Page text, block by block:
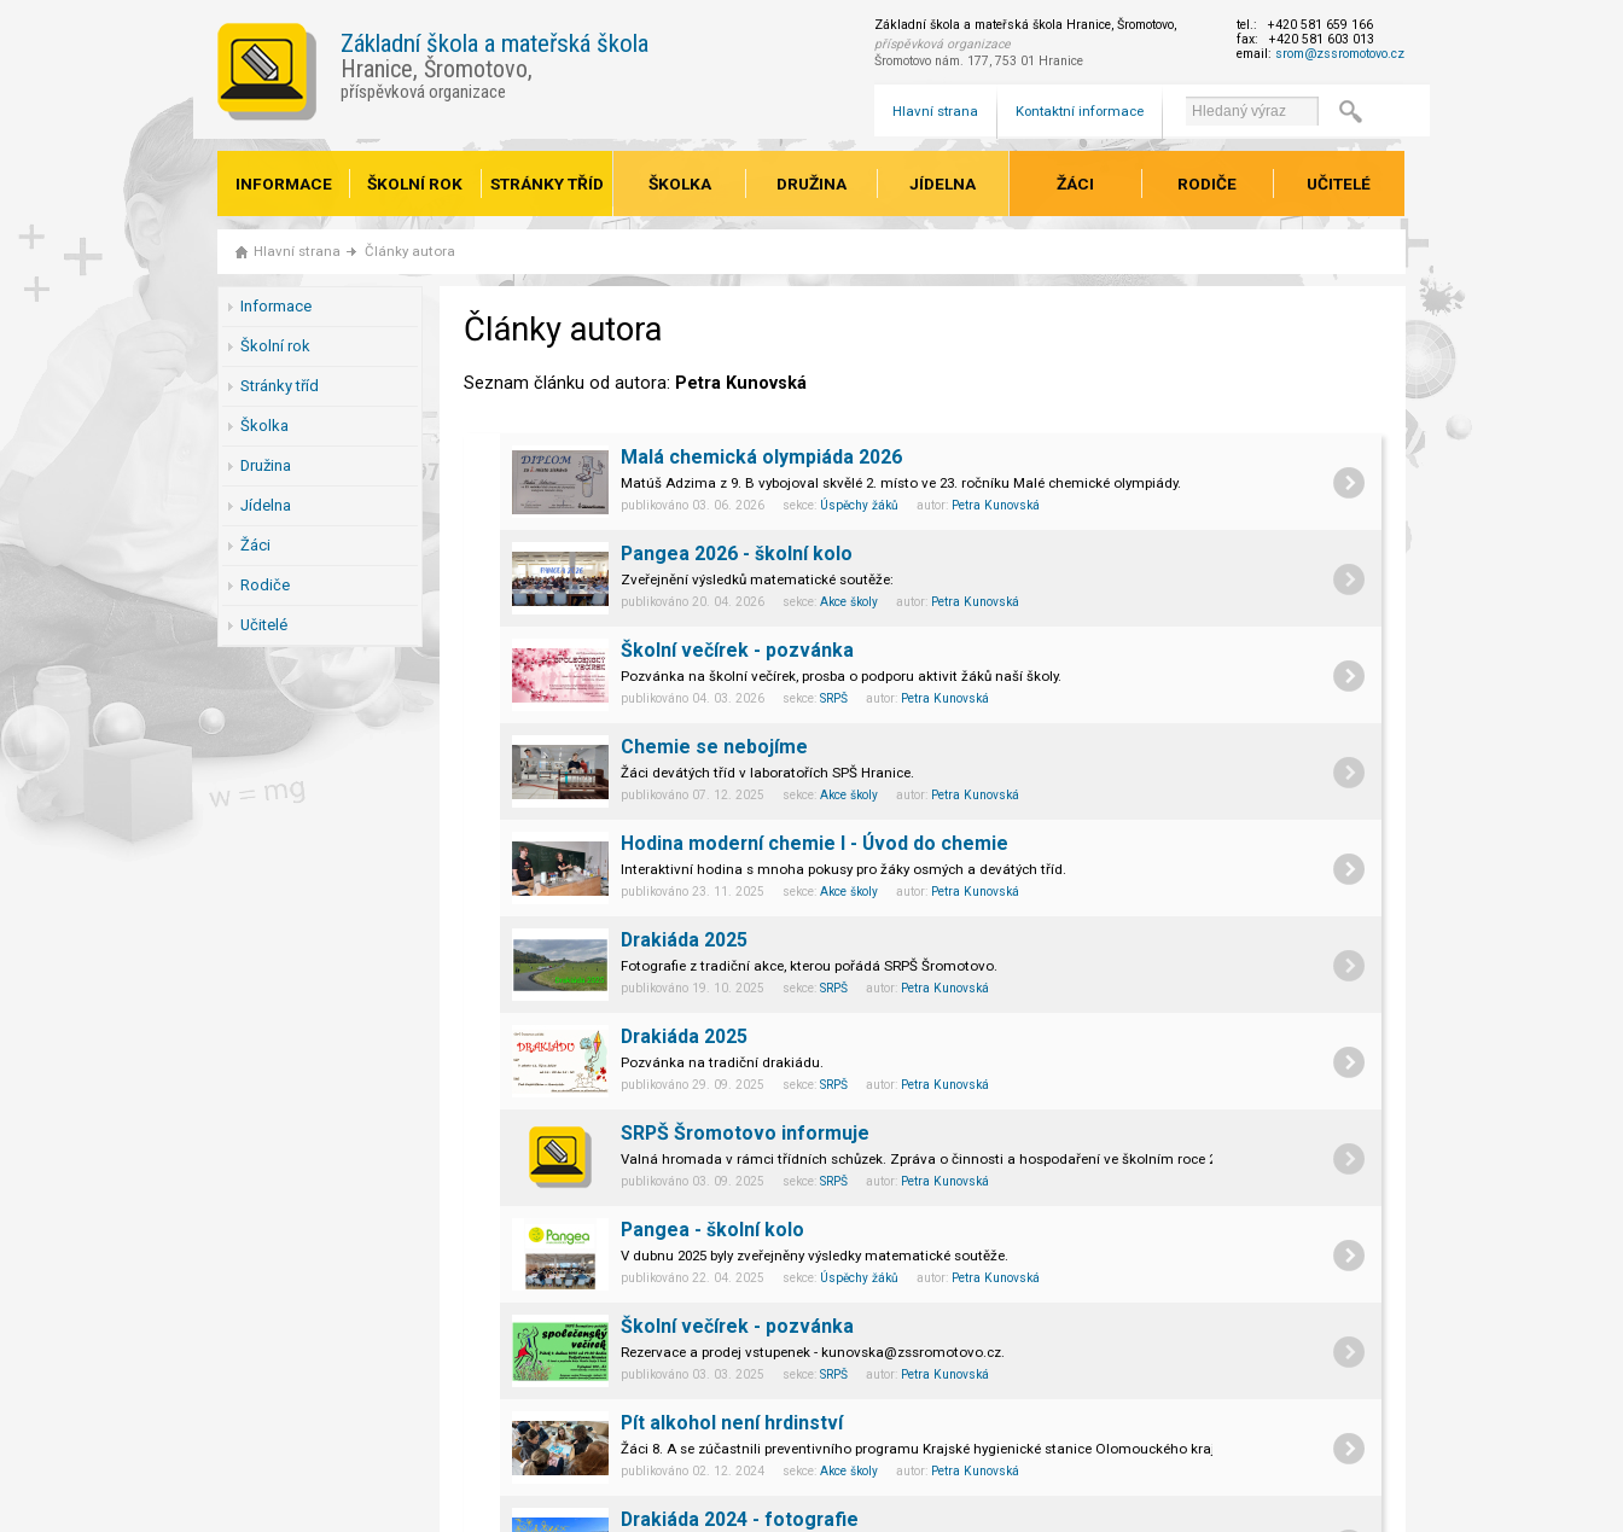
Základní škola a mateřská škola
Hranice, Šromotovo,
příspěvková organizace
Základní škola a mateřská škola Hranice, Šromotovo,
příspěvková organizace
Šromotovo nám. 177, 753 01 Hranice
tel.: +420 581 659 166
fax: +420 581 603 013
email: srom@zssromotovo.cz
Hlavní strana Kontaktní informace
INFORMACE ŠKOLNÍ ROK STRÁNKY TŘÍD ŠKOLKA DRUŽINA JÍDELNA ŽÁCI RODIČE UČITELÉ
Hlavní strana Články autora
Články autora
Seznam článku od autora: Petra Kunovská
Malá chemická olympiáda 2026
Matúš Adzima z 9. B vybojoval skvělé 2. místo ve 23. ročníku Malé chemické olympiády.
publikováno 03. 06. 2026 sekce: Úspěchy žáků autor: Petra Kunovská
Pangea 2026 - školní kolo
Zveřejnění výsledků matematické soutěže:
publikováno 20. 04. 2026 sekce: Akce školy autor: Petra Kunovská
Školní večírek - pozvánka
Pozvánka na školní večírek, prosba o podporu aktivit žáků naší školy.
publikováno 04. 03. 2026 sekce: SRPŠ autor: Petra Kunovská
Chemie se nebojíme
Žáci devátých tříd v laboratořích SPŠ Hranice.
publikováno 07. 12. 2025 sekce: Akce školy autor: Petra Kunovská
Hodina moderní chemie I - Úvod do chemie
Interaktivní hodina s mnoha pokusy pro žáky osmých a devátých tříd.
publikováno 23. 11. 2025 sekce: Akce školy autor: Petra Kunovská
Drakiáda 2025
Fotografie z tradiční akce, kterou pořádá SRPŠ Šromotovo.
publikováno 19. 10. 2025 sekce: SRPŠ autor: Petra Kunovská
Drakiáda 2025
Pozvánka na tradiční drakiádu.
publikováno 29. 09. 2025 sekce: SRPŠ autor: Petra Kunovská
SRPŠ Šromotovo informuje
Valná hromada v rámci třídních schůzek. Zpráva o činnosti a hospodaření ve školním roce 2024/2025.
publikováno 03. 09. 2025 sekce: SRPŠ autor: Petra Kunovská
Pangea - školní kolo
V dubnu 2025 byly zveřejněny výsledky matematické soutěže.
publikováno 22. 04. 2025 sekce: Úspěchy žáků autor: Petra Kunovská
Školní večírek - pozvánka
Rezervace a prodej vstupenek - kunovska@zssromotovo.cz.
publikováno 03. 03. 2025 sekce: SRPŠ autor: Petra Kunovská
Pít alkohol není hrdinství
Žáci 8. A se zúčastnili preventivního programu Krajské hygienické stanice Olomouckého kraje.
publikováno 02. 12. 2024 sekce: Akce školy autor: Petra Kunovská
Drakiáda 2024 - fotografie
Informace
Školní rok
Stránky tříd
Školka
Družina
Jídelna
Žáci
Rodiče
Učitelé